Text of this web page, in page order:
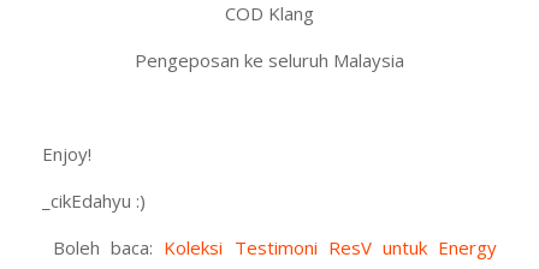
COD Klang
Pengeposan ke seluruh Malaysia
Enjoy!
_cikEdahyu :)
Boleh baca: Koleksi Testimoni ResV untuk Energy